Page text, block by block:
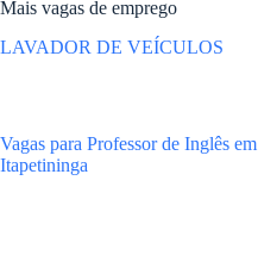
Mais vagas de emprego
LAVADOR DE VEÍCULOS
Vagas para Professor de Inglês em
Itapetininga